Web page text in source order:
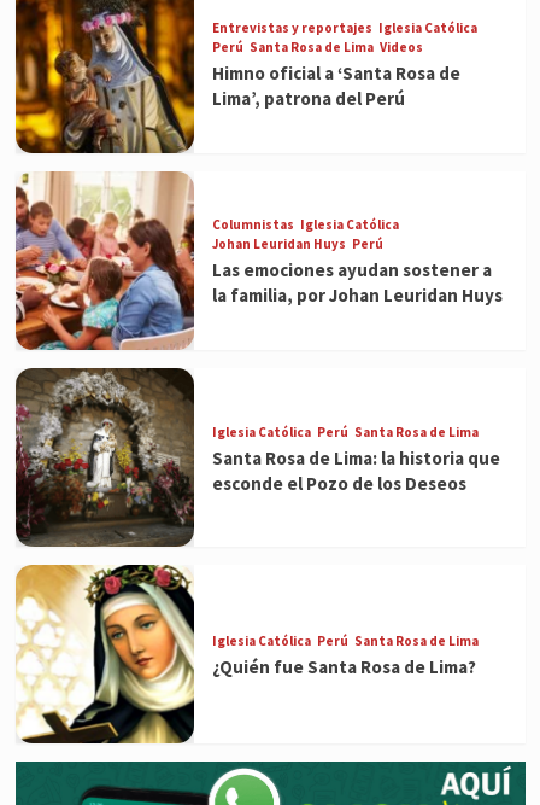
Entrevistas y reportajes Iglesia Católica
Perú Santa Rosa de Lima Videos
Himno oficial a ‘Santa Rosa de
Lima’, patrona del Perú
Columnistas Iglesia Católica
Johan Leuridan Huys Perú
Las emociones ayudan sostener a
la familia, por Johan Leuridan Huys
Iglesia Católica Perú Santa Rosa de Lima
Santa Rosa de Lima: la historia que
esconde el Pozo de los Deseos
Iglesia Católica Perú Santa Rosa de Lima
¿Quién fue Santa Rosa de Lima?